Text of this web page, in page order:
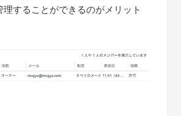
理することができるのがメリット